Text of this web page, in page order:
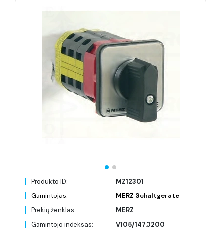
Produkto ID:
MZ12301
Gamintojas:
MERZ Schaltgerate
Prekių ženklas:
MERZ
Gamintojo indeksas:
V105/147.0200